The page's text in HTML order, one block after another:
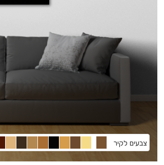
צבעים לקיר